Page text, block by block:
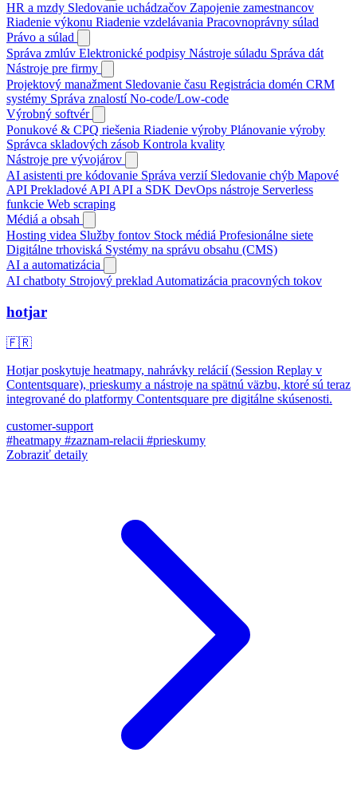
HR a mzdy Sledovanie uchádzačov Zapojenie zamestnancov
Riadenie výkonu Riadenie vzdelávania Pracovnoprávny súlad
Právo a súlad
Správa zmlúv Elektronické podpisy Nástroje súladu Správa dát
Nástroje pre firmy
Projektový manažment Sledovanie času Registrácia domén CRM
systémy Správa znalostíNo-code/Low-code
Výrobný softvér
Ponukové & CPQ riešenia Riadenie výroby Plánovanie výroby
Správca skladových zásob Kontrola kvality
Nástroje pre vývojárov
AI asistenti pre kódovanie Správa verzií Sledovanie chýb Mapové
API Prekladové API API a SDK DevOps nástroje Serverless
funkcie Web scraping
Médiá a obsah
Hosting videa Služby fontov Stock médiá Profesionálne siete
Digitálne trhoviská Systémy na správu obsahu (CMS)
AI a automatizácia
AI chatboty Strojový preklad Automatizácia pracovných tokov
hotjar
🇫🇷
Hotjar poskytuje heatmapy, nahrávky relácií (Session Replay v
Contentsquare), prieskumy a nástroje na spätnú väzbu, ktoré sú teraz
integrované do platformy Contentsquare pre digitálne skúsenosti.
customer-support
#heatmapy #zaznam-relacii #prieskumy
Zobraziť detaily